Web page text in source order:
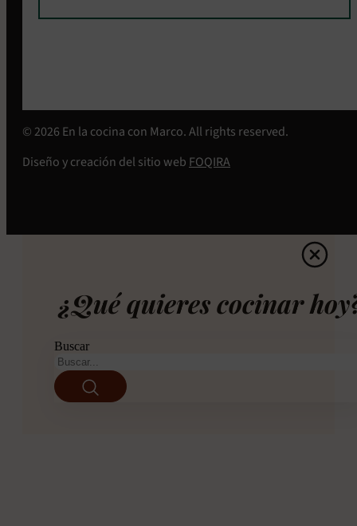
© 2026 En la cocina con Marco. All rights reserved.
Diseño y creación del sitio web FOQIRA
¿Qué quieres cocinar
Buscar